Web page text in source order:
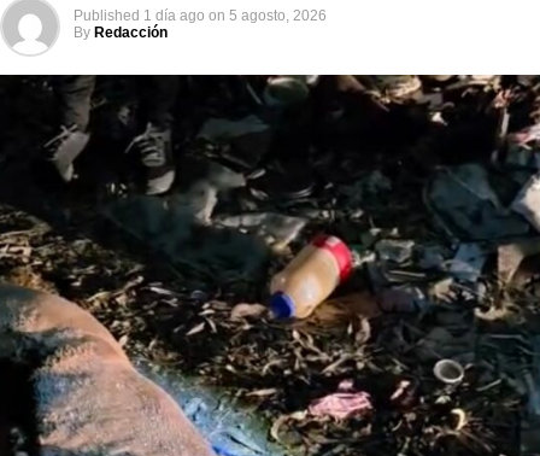
Published 1 día ago on 5 agosto, 2026
By Redacción